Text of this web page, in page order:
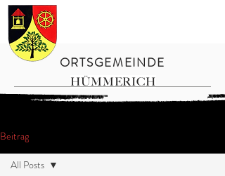
ORTSGEMEINDE
HÜMMERICH
Beitrag
All Posts